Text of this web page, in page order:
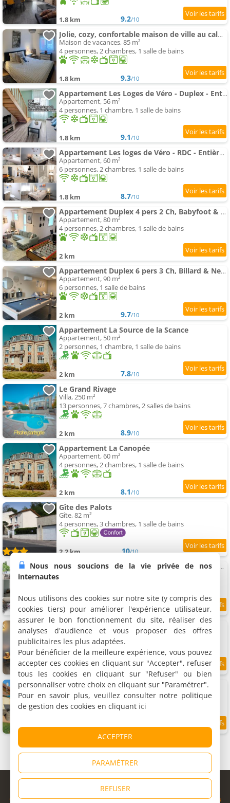
1.8 km 9.2/10
Jolie, cozy, confortable maison de ville au calme à 5min du centre de Verdun, parking devant la mais
Maison de vacances, 85 m²
4 personnes, 2 chambres, 1 salle de bains
1.8 km 9.3/10
Appartement Les Loges de Véro - Duplex - Entièrement climatisé - Rénové en 2024 - Classé 3 étoiles - Parking pri
Appartement, 56 m²
4 personnes, 1 chambre, 1 salle de bains
1.8 km 9.1/10
Appartement Les loges de Véro - RDC - Entièrement climatisé - Parking privé - Garage vélo moto - Rénové en 2025
Appartement, 60 m²
6 personnes, 2 chambres, 1 salle de bains
1.8 km 8.7/10
Appartement Duplex 4 pers 2 Ch, Babyfoot & Netflix tout équipé
Appartement, 80 m²
4 personnes, 2 chambres, 1 salle de bains
2 km
Appartement Duplex 6 pers 3 Ch, Billard & Netflix, tout équipé
Appartement, 90 m²
6 personnes, 1 salle de bains
2 km 9.7/10
Appartement La Source de la Scance
Appartement, 50 m²
2 personnes, 1 chambre, 1 salle de bains
2 km 7.8/10
Le Grand Rivage
Villa, 250 m²
13 personnes, 7 chambres, 2 salles de bains
2 km 8.9/10
Appartement La Canopée
Appartement, 60 m²
4 personnes, 2 chambres, 1 salle de bains
2 km 8.1/10
Gîte des Palots
Gîte, 82 m²
4 personnes, 3 chambres, 1 salle de bains
2.2 km 10/10
Appartement 3 chambres - Très grand jardin privée - Terrasse Privée - Garage vélo et moto - Parking voiture priv
2.2 km 8.2/10
Appartement Gîte Doumenc
Appartement, 160 m²
8 personnes, 4 chambres, 1 salle de bains
2.4 km 8.7
Maison confortable avec jardin
Maison de vacances, 125 m²
7 personnes, 4 chambres, 2 salles de bains
2.9 km 9.5/10
© Copyright 1998 - 2026
Cybevasion|Mentions légales|Confidentialité|CGU|Informations
Nous nous soucions de la vie privée de nos
internautes
Nous utilisons des cookies sur notre site (y compris des
cookies tiers) pour améliorer l'expérience utilisateur,
assurer le bon fonctionnement du site, réaliser des
analyses d'audience et vous proposer des offres
publicitaires les plus adaptées.
Pour bénéficier de la meilleure expérience, vous pouvez
accepter ces cookies en cliquant sur "Accepter", refuser
tous les cookies en cliquant sur "Refuser" ou bien
personnaliser votre choix en cliquant sur "Paramétrer".
Pour en savoir plus, veuillez consulter notre politique
de gestion des cookies en cliquant ici
ACCEPTER
PARAMÉTRER
REFUSER